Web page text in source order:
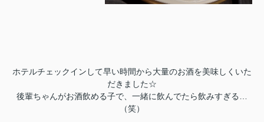
ホテルチェックインして早い時間から大量のお酒を美味しくいた
だきました☆
後輩ちゃんがお酒飲める子で、一緒に飲んでたら飲みすぎる…
（笑）